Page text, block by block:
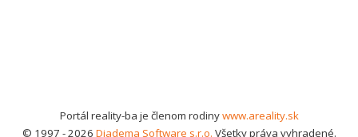
Portál reality-ba je členom rodinywww.areality.sk
© 1997 - 2026 Diadema Software s.r.o. Všetky práva vyhradené.